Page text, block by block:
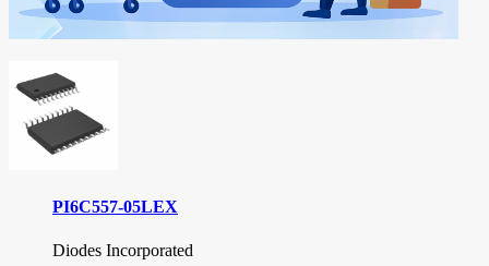
PI6C557-05LEX
Diodes Incorporated